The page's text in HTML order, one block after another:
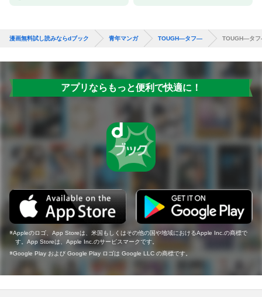
漫画無料試し読みならdブック 青年マンガ TOUGH―タフ― TOUGH―タ
アプリならもっと便利で快適に！
Appleのロゴ、App Storeは、米国もしくはその他の国や地域におけるApple Inc.の商標で
す。App Storeは、Apple Inc.のサービスマークです。
Google Play および Google Play ロゴは Google LLC の商標です。